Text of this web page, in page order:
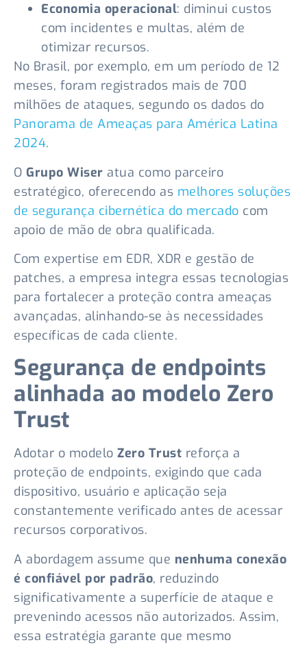
Economia operacional: diminui custos
com incidentes e multas, além de
otimizar recursos.
No Brasil, por exemplo, em um período de 12
meses, foram registrados mais de 700
milhões de ataques, segundo os dados do
Panorama de Ameaças para América Latina
2024.
O Grupo Wiser atua como parceiro
estratégico, oferecendo as melhores soluções
de segurança cibernética do mercado com
apoio de mão de obra qualificada.
Com expertise em EDR, XDR e gestão de
patches, a empresa integra essas tecnologias
para fortalecer a proteção contra ameaças
avançadas, alinhando-se às necessidades
específicas de cada cliente.
Segurança de endpoints
alinhada ao modelo Zero
Trust
Adotar o modelo Zero Trust reforça a
proteção de endpoints, exigindo que cada
dispositivo, usuário e aplicação seja
constantemente verificado antes de acessar
recursos corporativos.
A abordagem assume que nenhuma conexão
é confiável por padrão, reduzindo
significativamente a superfície de ataque e
prevenindo acessos não autorizados. Assim,
essa estratégia garante que mesmo